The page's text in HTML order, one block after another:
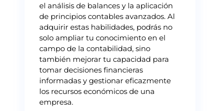
el análisis de balances y la aplicación
de principios contables avanzados. Al
adquirir estas habilidades, podrás no
solo ampliar tu conocimiento en el
campo de la contabilidad, sino
también mejorar tu capacidad para
tomar decisiones financieras
informadas y gestionar eficazmente
los recursos económicos de una
empresa.